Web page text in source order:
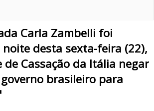
Carla Zambelli foi
desta sexta-feira (22),
de Cassação da Itália negar
brasileiro para